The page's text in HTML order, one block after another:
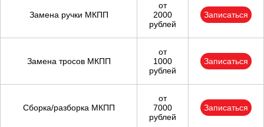
Замена ручки МКПП
от
2000
рублей
Записаться
Замена тросов МКПП
от
1000
рублей
Записаться
Сборка/разборка МКПП
от
7000
рублей
Записаться